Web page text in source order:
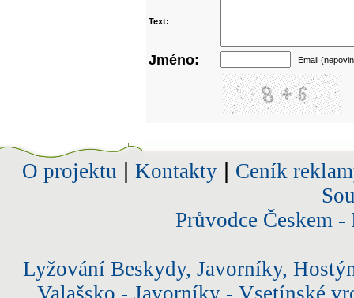
Text:
Jméno: Email
O projektu Kontakty| Ceník
Průvodce Českem
Lyžování Beskydy, Javorníky,
Valašsko - Javorníky - Vsetínské